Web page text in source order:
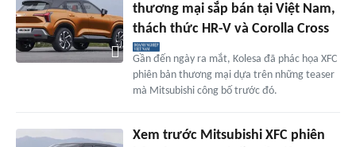
thương mại sắp bán tại Việt Nam,
thách thức HR-V và Corolla Cross
Gần đến ngày ra mắt, Kolesa đã phác họa XFC
phiên bản thương mại dựa trên những teaser
mà Mitsubishi công bố trước đó.
Xem trước Mitsubishi XFC phiên